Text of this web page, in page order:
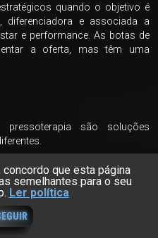
quando o objetivo é
diferenciadora e associada a
e performance. As botas de
a oferta, mas têm uma
são soluções
para recuperação localizada
peso, retenção de líquidos e
a sua ação é limitada aos
a mesma dimensão
banhos gelados.
que esta página
semelhantes para o seu
Ler política